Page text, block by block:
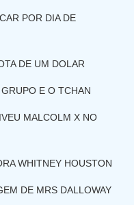
POR DIA DE
DE UM DOLAR
E O TCHAN
MALCOLM X NO
WHITNEY HOUSTON
DE MRS DALLOWAY